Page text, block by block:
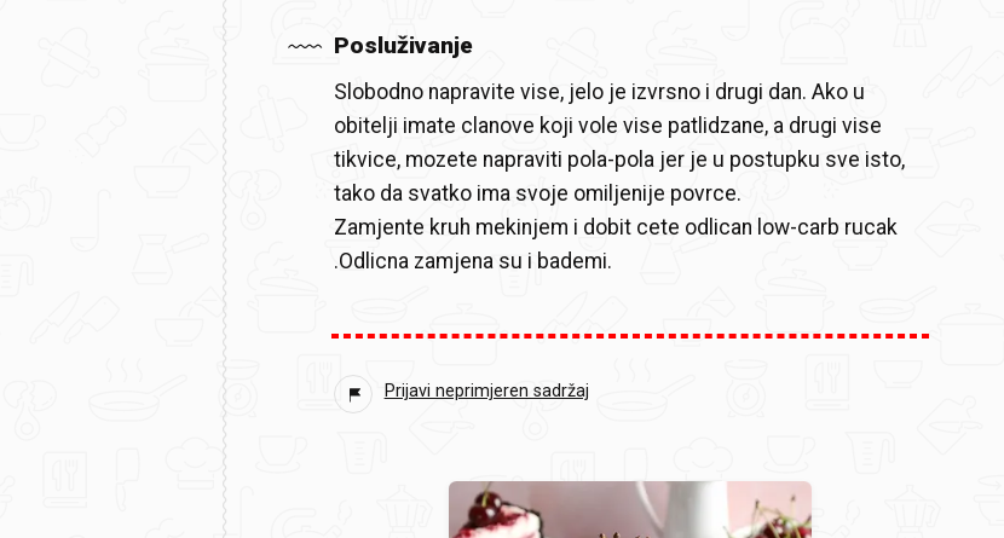
Posluživanje
Slobodno napravite vise, jelo je izvrsno i drugi dan. Ako u
obitelji imate clanove koji vole vise patlidzane, a drugi vise
tikvice, mozete napraviti pola-pola jer je u postupku sve isto,
tako da svatko ima svoje omiljenije povrce.
Zamjente kruh mekinjem i dobit cete odlican low-carb rucak
.Odlicna zamjena su i bademi.
Prijavi neprimjeren sadržaj